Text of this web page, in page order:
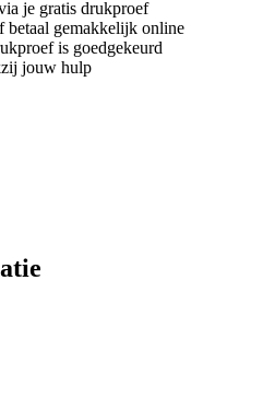
je gratis drukproef
betaal gemakkelijk online
is goedgekeurd
jouw hulp